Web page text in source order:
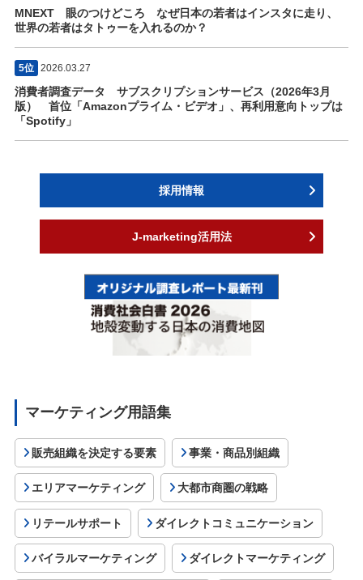
MNEXT 眼のつけどころ なぜ日本の若者はインスタに走り、
世界の若者はタトゥーを入れるのか？
5位 2026.03.27
消費者調査データ サブスクリプションサービス（2026年3月
版） 首位「Amazonプライム・ビデオ」、再利用意向トップは
「Spotify」
採用情報
J-marketing活用法
マーケティング用語集
販売組織を決定する要素 事業・商品別組織
エリアマーケティング 大都市商圏の戦略
リテールサポート ダイレクトコミュニケーション
バイラルマーケティング ダイレクトマーケティング